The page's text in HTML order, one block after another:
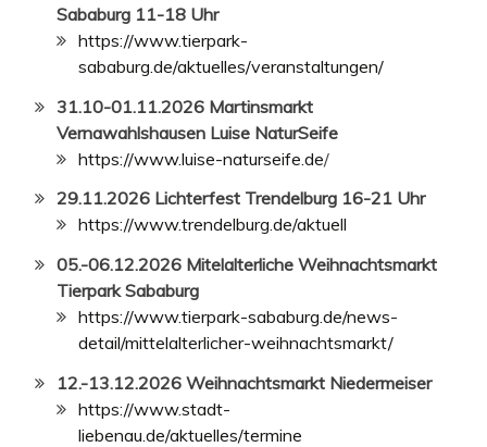
Sababurg 11-18 Uhr
https://www.tierpark-
sababurg.de/aktuelles/veranstaltungen/
31.10-01.11.2026 Martinsmarkt
Vernawahlshausen Luise NaturSeife
https://www.luise-naturseife.de/
29.11.2026 Lichterfest Trendelburg 16-21 Uhr
https://www.trendelburg.de/aktuell
05.-06.12.2026 Mitelalterliche Weihnachtsmarkt
Tierpark Sababurg
https://www.tierpark-sababurg.de/news-
detail/mittelalterlicher-weihnachtsmarkt/
12.-13.12.2026 Weihnachtsmarkt Niedermeiser
https://www.stadt-
liebenau.de/aktuelles/termine